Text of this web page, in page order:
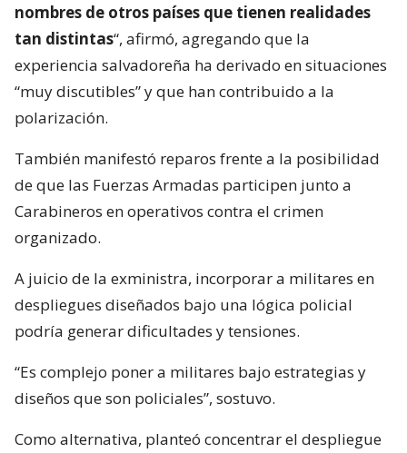
nombres de otros países que tienen realidades
tan distintas“, afirmó, agregando que la
experiencia salvadoreña ha derivado en situaciones
“muy discutibles” y que han contribuido a la
polarización.
También manifestó reparos frente a la posibilidad
de que las Fuerzas Armadas participen junto a
Carabineros en operativos contra el crimen
organizado.
A juicio de la exministra, incorporar a militares en
despliegues diseñados bajo una lógica policial
podría generar dificultades y tensiones.
“Es complejo poner a militares bajo estrategias y
diseños que son policiales”, sostuvo.
Como alternativa, planteó concentrar el despliegue